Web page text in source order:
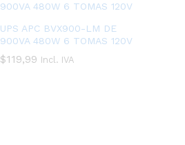
UPS APC BVX900-LM DE
900VA 480W 6 TOMAS 120V
$119,99 Incl. IVA
$119,99